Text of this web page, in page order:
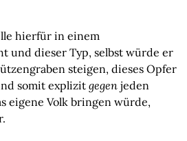
hierfür in einem
und dieser Typ, selbst würde er
steigen, dieses Opfer
somit explizit gegen jeden
eigene Volk bringen würde,